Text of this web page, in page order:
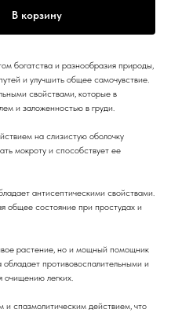
В корзину
богатства и разнообразия природы,
и улучшить общее самочувствие.
свойствами, которые в
и заложенностью в груди.
на слизистую оболочку
мокроту и способствует ее
антисептическими свойствами.
общее состояние при простудах и
растение, но и мощный помощник
противовоспалительными и
очищению легких.
спазмолитическим действием, что